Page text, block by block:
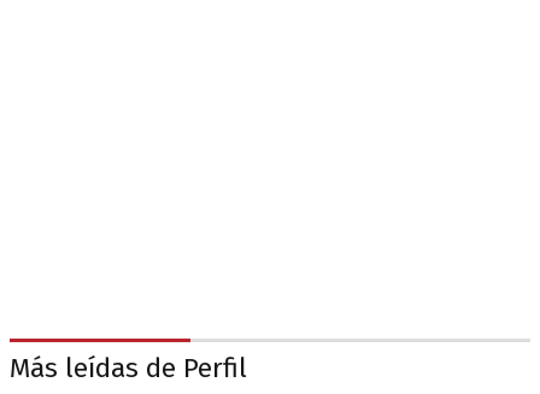
Más leídas de Perfil